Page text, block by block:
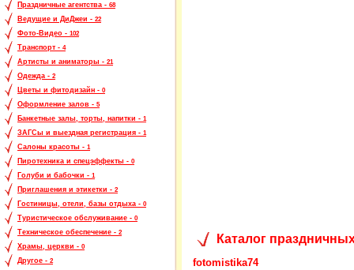
Праздничные агентства - 68
Ведущие и ДиДжеи - 22
Фото-Видео - 102
Транспорт - 4
Артисты и аниматоры - 21
Одежда - 2
Цветы и фитодизайн - 0
Оформление залов - 5
Банкетные залы, торты, напитки - 1
ЗАГСы и выездная регистрация - 1
Салоны красоты - 1
Пиротехника и спецэффекты - 0
Голуби и бабочки - 1
Приглашения и этикетки - 2
Гостиницы, отели, базы отдыха - 0
Туристическое обслуживание - 0
Техническое обеспечение - 2
Храмы, церкви - 0
Другое - 2
Каталог
fotomistika74